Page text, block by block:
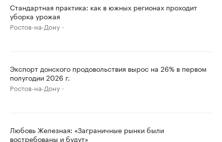
Стандартная практика: как в южных регионах проходит
уборка урожая
Ростов-на-Дону
Экспорт донского продовольствия вырос на 26% в первом
полугодии 2026 г.
Ростов-на-Дону
Любовь Железная: «Заграничные рынки были
востребованы и будут»